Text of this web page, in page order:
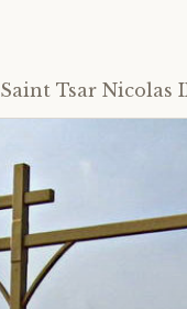
Saint Tsar Nicolas